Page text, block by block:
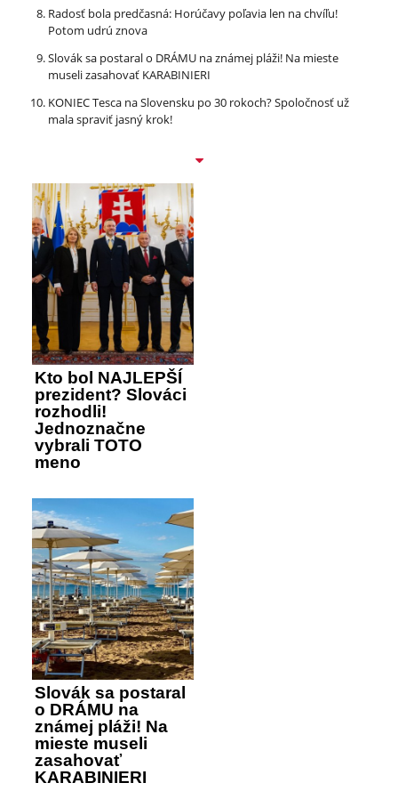
Radosť bola predčasná: Horúčavy poľavia len na chvíľu!
Potom udrú znova
Slovák sa postaral o DRÁMU na známej pláži! Na mieste
museli zasahovať KARABINIERI
KONIEC Tesca na Slovensku po 30 rokoch? Spoločnosť už
mala spraviť jasný krok!
Kto bol NAJLEPŠÍ
prezident? Slováci
rozhodli!
Jednoznačne
vybrali TOTO
meno
Slovák sa postaral
o DRÁMU na
známej pláži! Na
mieste museli
zasahovať
KARABINIERI